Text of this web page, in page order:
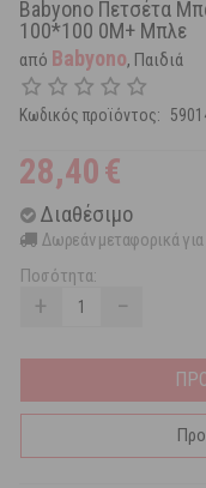
Babyono Πετσέτα
100*100 0Μ+ Μπλε
από Babyono, Παιδιά
Κωδικός προϊόντος:
28,40€
Διαθέσιμο
Δωρεάν μεταφορικά
Ποσότητα:
+ −